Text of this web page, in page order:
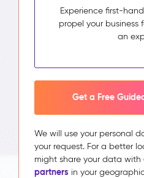
Experience first-
propel your
an
Get a Free
We will use your personal
your request. For a better
might share your data with
partners in your